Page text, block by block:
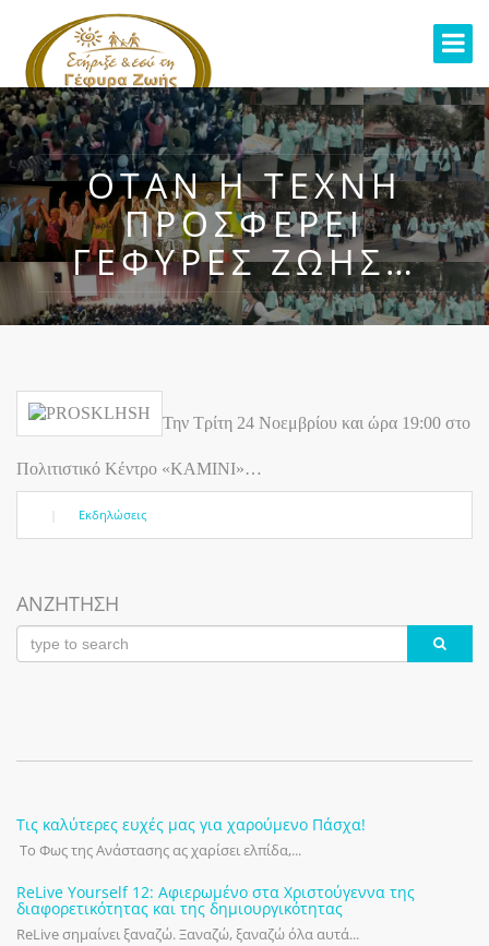
ΟΤΑΝ Η ΤΕΧΝΗ
ΠΡΟΣΦΕΡΕΙ
ΓΕΦΥΡΕΣ ΖΩΗΣ…
Την Τρίτη 24 Νοεμβρίου και ώρα 19:00 στο
Πολιτιστικό Κέντρο «ΚΑΜΙΝΙ»…
Εκδηλώσεις
ΑΝΖΗΤΗΣΗ
Τις καλύτερες ευχές μας για χαρούμενο Πάσχα!
Το Φως της Ανάστασης ας χαρίσει ελπίδα,...
ReLive Yourself 12: Αφιερωμένο στα Χριστούγεννα της
διαφορετικότητας και της δημιουργικότητας
ReLive σημαίνει ξαναζώ. Ξαναζώ, ξαναζώ όλα αυτά...